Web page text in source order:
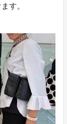
す。